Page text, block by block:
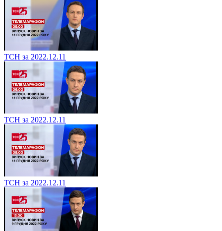
ТСН за 2022.12.11
ТСН за 2022.12.11
ТСН за 2022.12.11